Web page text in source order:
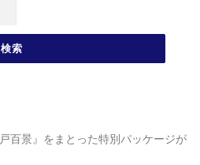
百景』をまとった特別パッケージが